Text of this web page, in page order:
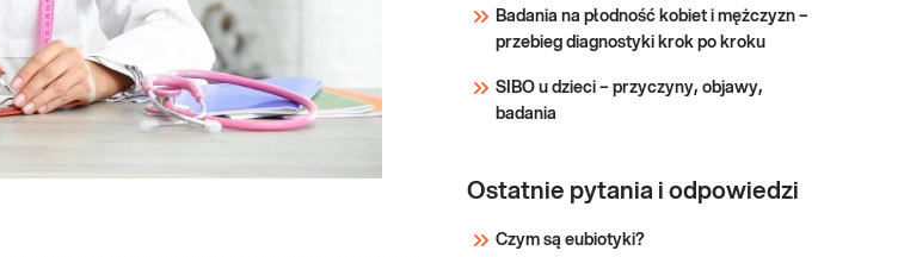
zasady dla osób powy
Badania na płodność kobiet i mężczyzn –
przebieg diagnostyki krok po kroku
SIBO u dzieci – przyczyny, objawy,
badania
Ostatnie pytania i odpowiedzi
Czym są eubiotyki?